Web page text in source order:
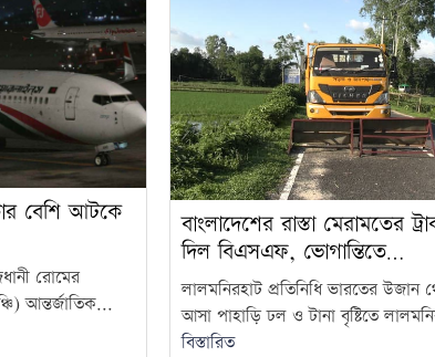
বেশি আটকে
রোমের
আন্তর্জাতিক...
বাংলাদেশের রাস্তা মেরামতের
দিল বিএসএফ, ভোগান্তিতে…
লালমনিরহাট প্রতিনিধি ভারতের উজান
আসা পাহাড়ি ঢল ও টানা বৃষ্টিতে
বিস্তারিত